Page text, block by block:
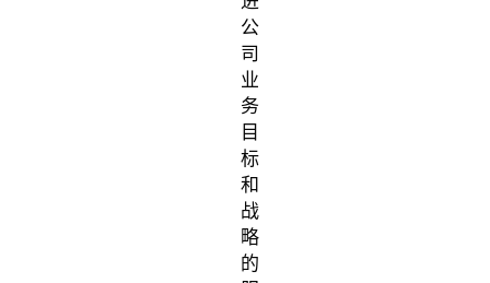
公
司
业
务
目
标
和
战
略
的